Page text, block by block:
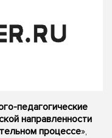
педагогические
направленности
процессе»,